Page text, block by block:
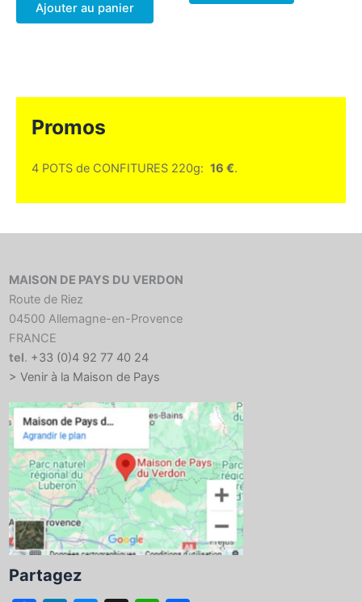
Ajouter au panier
Promos
4 POTS de CONFITURES 220g: 16 €.
MAISON DE PAYS DU VERDON
Route de Riez
04500 Allemagne-en-Provence
FRANCE
tel. +33 (0)4 92 77 40 24
> Venir à la Maison de Pays
Partagez